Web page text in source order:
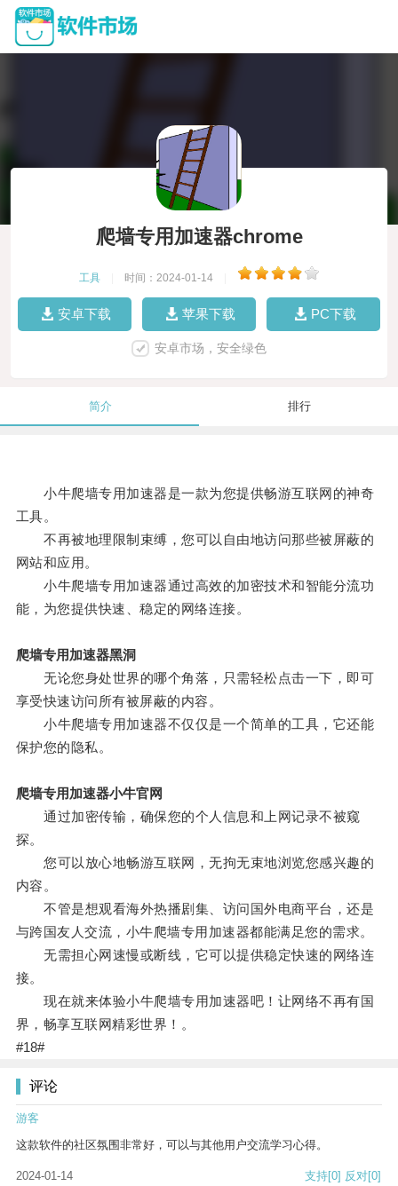
爬墙专用加速器chrome
工具 时间：2024-01-14
安卓下载 苹果下载 PC下载
安卓市场，安全绿色
简介 排行
小牛爬墙专用加速器是一款为您提供畅游互联网的神奇
工具。
不再被地理限制束缚，您可以自由地访问那些被屏蔽的
网站和应用。
小牛爬墙专用加速器通过高效的加密技术和智能分流功
能，为您提供快速、稳定的网络连接。
爬墙专用加速器黑洞
无论您身处世界的哪个角落，只需轻松点击一下，即可
享受快速访问所有被屏蔽的内容。
小牛爬墙专用加速器不仅仅是一个简单的工具，它还能
保护您的隐私。
爬墙专用加速器小牛官网
通过加密传输，确保您的个人信息和上网记录不被窥
探。
您可以放心地畅游互联网，无拘无束地浏览您感兴趣的
内容。
不管是想观看海外热播剧集、访问国外电商平台，还是
与跨国友人交流，小牛爬墙专用加速器都能满足您的需求。
无需担心网速慢或断线，它可以提供稳定快速的网络连
接。
现在就来体验小牛爬墙专用加速器吧！让网络不再有国
界，畅享互联网精彩世界！。
#18#
评论
游客
这款软件的社区氛围非常好，可以与其他用户交流学习心得。
2024-01-14 支持[0] 反对[0]